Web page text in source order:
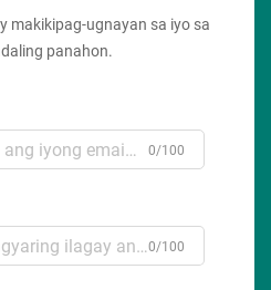
makikipag-ugnayan sa iyo sa
panahon.
0/100
0/100